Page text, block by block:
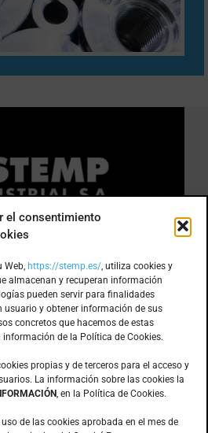
el consentimiento
Web, https://stemp.es/, utiliza cookies y
almacenan y recuperan información
pueden servir para finalidades
usuario y obtener información de sus
concretos que hacemos de estas
de la Política de Cookies.
propias y de terceros para el acceso y
La información sobre las cookies la
, en la Política de Cookies.
de las cookies aprobada en el mes de
Ind. Can Bernades
de Mogoda